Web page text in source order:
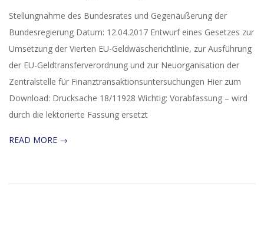
2017-
04-
20
Stellungnahme des Bundesrates und Gegenäußerung der
Bundesregierung Datum: 12.04.2017 Entwurf eines Gesetzes zur
Umsetzung der Vierten EU-Geldwäscherichtlinie, zur Ausführung
der EU-Geldtransferverordnung und zur Neuorganisation der
Zentralstelle für Finanztransaktionsuntersuchungen Hier zum
Download: Drucksache 18/11928 Wichtig: Vorabfassung – wird
durch die lektorierte Fassung ersetzt
READ MORE →